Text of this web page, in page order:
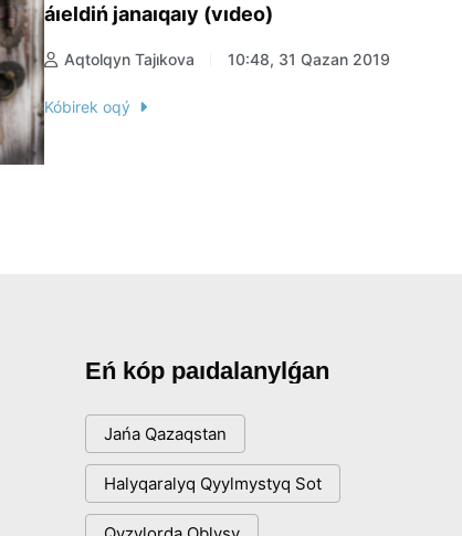
áıeldiń janaıqaıy (vıdeo)
Aqtolqyn Tajıkova 10:48, 31 Qazan 2019
Kóbirek oqý
Eń kóp paıdalanylǵan
Jańa Qazaqstan
Halyqaralyq Qyylmystyq Sot